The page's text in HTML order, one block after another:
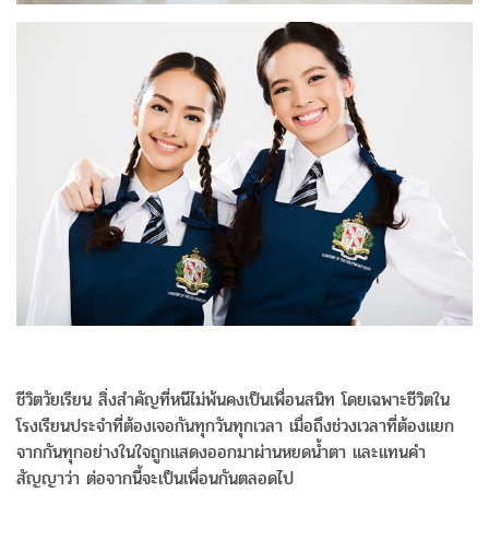
ชีวิตวัยเรียน สิ่งสำคัญที่หนีไม่พ้นคงเป็นเพื่อนสนิท โดยเฉพาะชีวิตใน
โรงเรียนประจำที่ต้องเจอกันทุกวันทุกเวลา เมื่อถึงช่วงเวลาที่ต้องแยก
จากกันทุกอย่างในใจถูกแสดงออกมาผ่านหยดน้ำตา และแทนคำ
สัญญาว่า ต่อจากนี้จะเป็นเพื่อนกันตลอดไป